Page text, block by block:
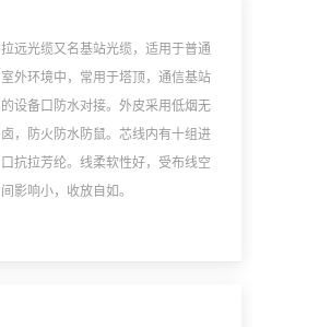
拉远光缆又名基站光缆，适用于普通
室外环境中，常用于塔顶，通信基站
的设备口防水对接。外皮采用低烟无
卤，防火防水防鼠。芯线内有十组进
口抗拉芳纶。线柔软性好，受布线空
间影响小，收放自如。